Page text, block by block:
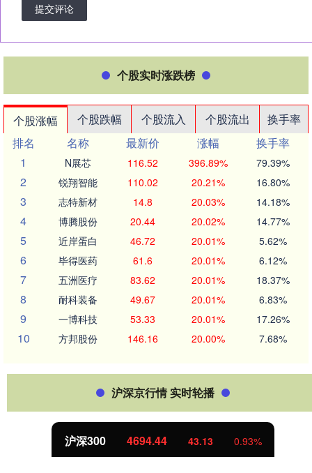
提交评论
个股实时涨跌榜
个股涨幅 个股跌幅 个股流入 个股流出
换手率
排名
名称 最新价 涨幅
换手率
1
N展芯 116.52 396.89% 79.39%
2 锐翔智能 110.02 20.21% 16.80%
3 志特新材 14.8 20.03% 14.18%
4 博腾股份 20.44 20.02% 14.77%
5 近岸蛋白 46.72 20.01% 5.62%
6 毕得医药 61.6 20.01% 6.12%
7 五洲医疗 83.62 20.01% 18.37%
8 耐科装备 49.67 20.01% 6.83%
9 一博科技 53.33 20.01% 17.26%
10 方邦股份 146.16 20.00% 7.68%
沪深京行情 实时轮播
北证50 1134.24